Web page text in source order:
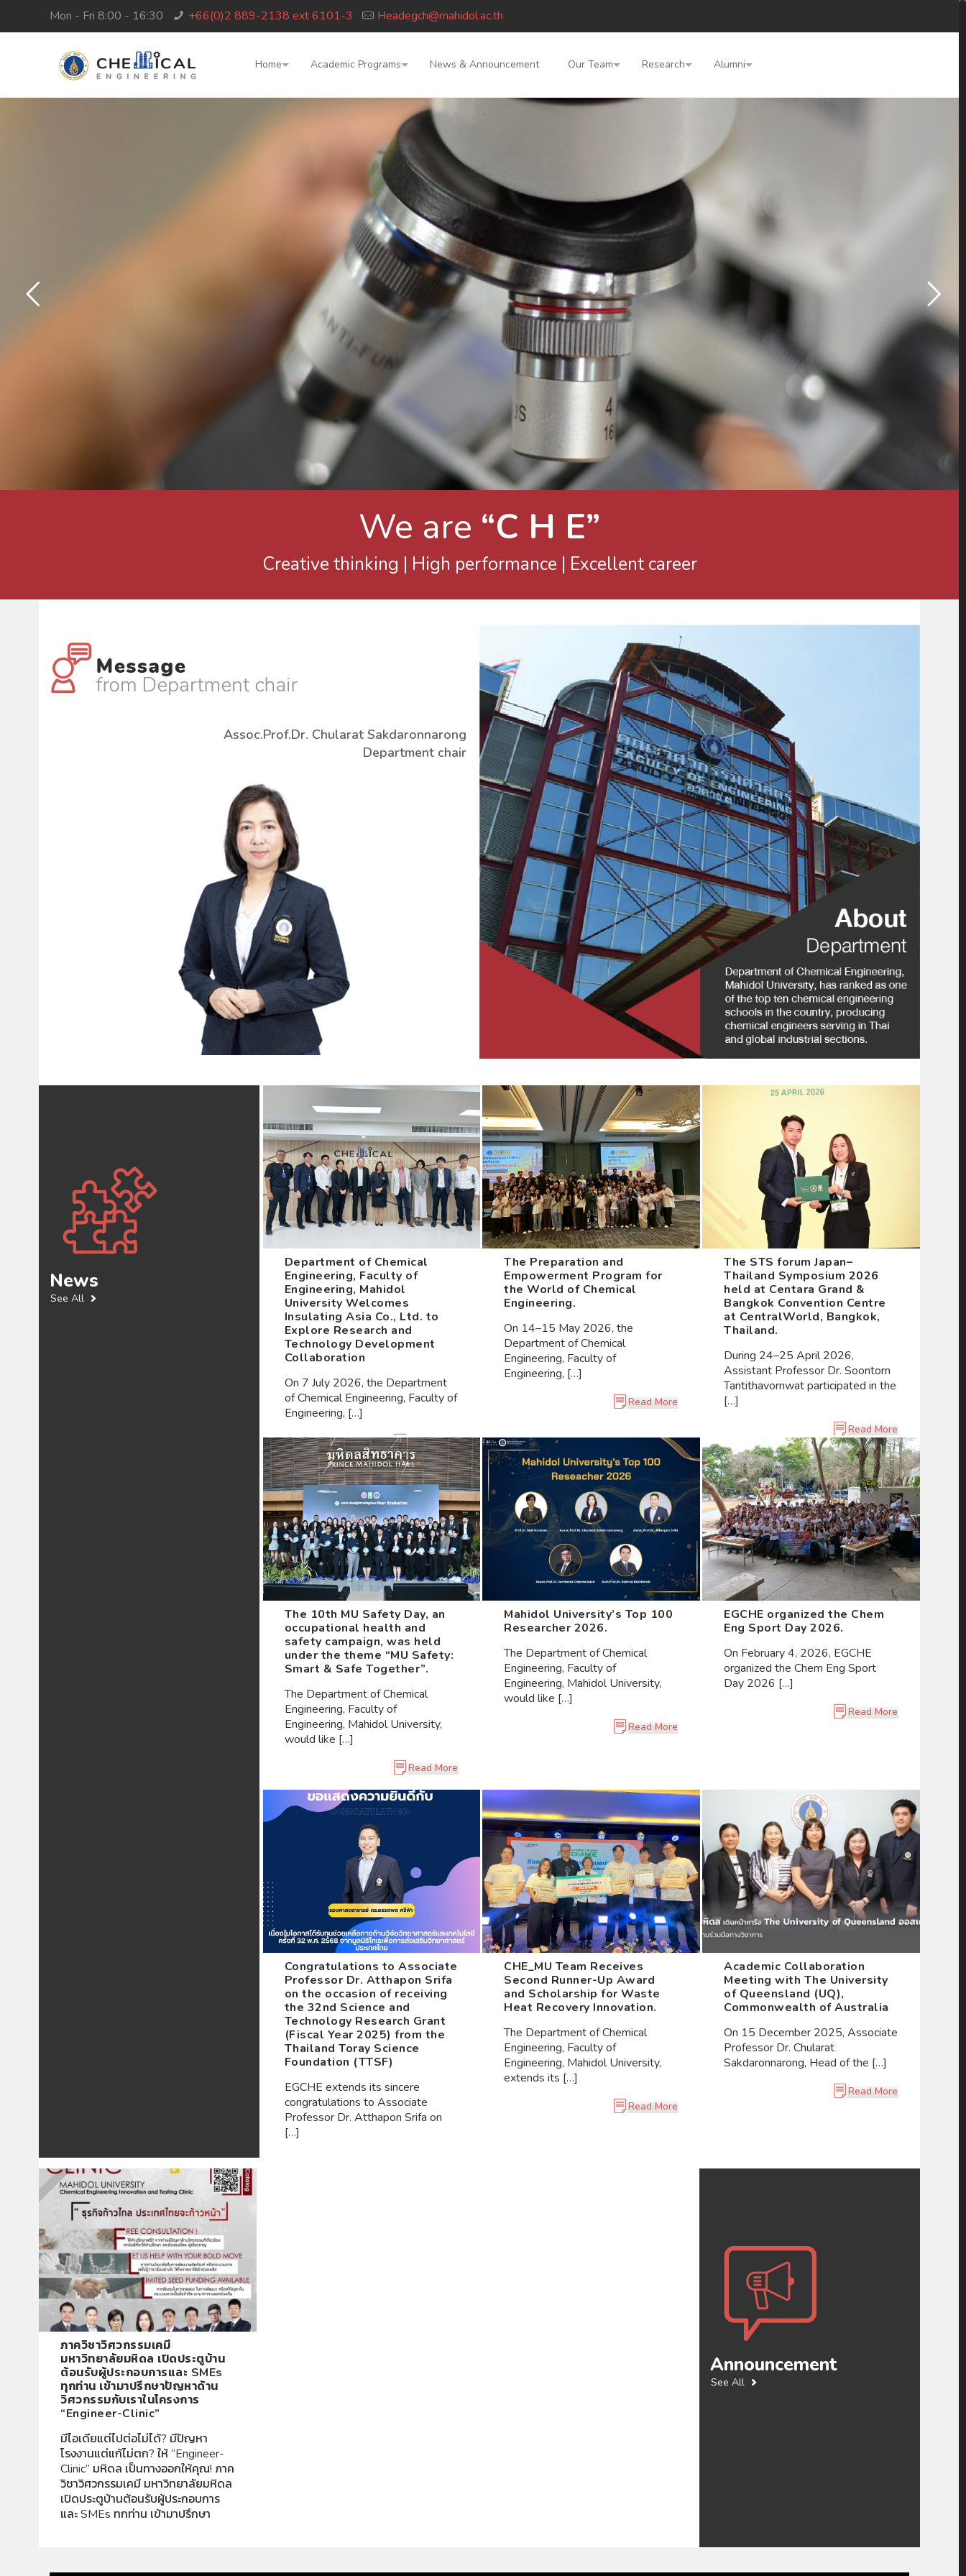
Mon - Fri 8:00 - 16:30 +66(0)2 889-2138 ext 6101-3 Headegch@mahidol.ac.th
Home Academic Programs News & Announcement Our Team Research Alumni
We are “C H E”
Creative thinking | High performance | Excellent career
Assoc.Prof.Dr. Chularat Sakdaronnarong
Department chair
News
See All
Department of Chemical
Engineering, Faculty of
Engineering, Mahidol
University Welcomes
Insulating Asia Co., Ltd. to
Explore Research and
Technology Development
Collaboration
On 7 July 2026, the Department
of Chemical Engineering, Faculty of
Engineering, […]
Read More
The Preparation and
Empowerment Program for
the World of Chemical
Engineering.
On 14–15 May 2026, the
Department of Chemical
Engineering, Faculty of
Engineering, […]
Read More
The STS forum Japan–
Thailand Symposium 2026
held at Centara Grand &
Bangkok Convention Centre
at CentralWorld, Bangkok,
Thailand.
During 24–25 April 2026,
Assistant Professor Dr. Soontorn
Tantithavornwat participated in the
[…]
Read More
The 10th MU Safety Day, an
occupational health and
safety campaign, was held
under the theme “MU Safety:
Smart & Safe Together”.
The Department of Chemical
Engineering, Faculty of
Engineering, Mahidol University,
would like […]
Read More
Mahidol University’s Top 100
Researcher 2026.
The Department of Chemical
Engineering, Faculty of
Engineering, Mahidol University,
would like […]
Read More
EGCHE organized the Chem
Eng Sport Day 2026.
On February 4, 2026, EGCHE
organized the Chem Eng Sport
Day 2026 […]
Read More
Congratulations to Associate
Professor Dr. Atthapon Srifa
on the occasion of receiving
the 32nd Science and
Technology Research Grant
(Fiscal Year 2025) from the
Thailand Toray Science
Foundation (TTSF)
EGCHE extends its sincere
congratulations to Associate
Professor Dr. Atthapon Srifa on
[…]
CHE_MU Team Receives
Second Runner-Up Award
and Scholarship for Waste
Heat Recovery Innovation.
The Department of Chemical
Engineering, Faculty of
Engineering, Mahidol University,
extends its […]
Read More
Academic Collaboration
Meeting with The University
of Queensland (UQ),
Commonwealth of Australia
On 15 December 2025, Associate
Professor Dr. Chularat
Sakdaronnarong, Head of the […]
Read More
ภาควิชาวิศวกรรมเคมี
มหาวิทยาลัยมหิดล เปิดประตูบ้าน
ต้อนรับผู้ประกอบการและ SMEs
ทุกท่าน เข้ามาปรึกษาปัญหาด้าน
วิศวกรรมกับเราในโครงการ
“Engineer-Clinic”
มีไอเดียแต่ไปต่อไม่ได้? มีปัญหา
โรงงานแต่แก้ไม่ตก? ให้ “Engineer-
Clinic” มหิดล เป็นทางออกให้คุณ! ภาค
วิชาวิศวกรรมเคมี มหาวิทยาลัยมหิดล
เปิดประตูบ้านต้อนรับผู้ประกอบการ
และ SMEs ทุกท่าน เข้ามาปรึกษา
Read More
Announcement
See All